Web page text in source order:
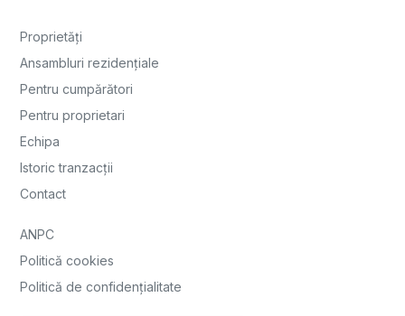
Proprietăți
Ansambluri rezidențiale
Pentru cumpărători
Pentru proprietari
Echipa
Istoric tranzacții
Contact
ANPC
Politică cookies
Politică de confidențialitate